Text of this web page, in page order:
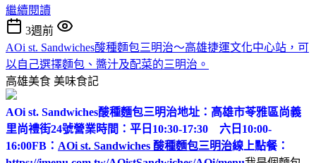
繼續閱讀
3週前
AOi st. Sandwiches酸種麵包三明治～高雄捷運文化中心站，可
以自己選擇麵包、醬汁及配菜的三明治。
高雄美食 美味食記
AOi st. Sandwiches酸種麵包三明治地址：高雄市苓雅區尚義
里尚禮街24號營業時間：平日10:30-17:30 六日10:00-
16:00FB： AOi st. Sandwiches 酸種麵包三明治線上點餐：